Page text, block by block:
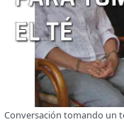
Conversación tomando un